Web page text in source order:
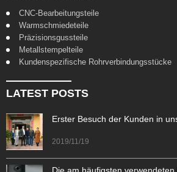
CNC-Bearbeitungsteile
Warmschmiedeteile
Präzisionsgussteile
Metallstempelteile
Kundenspezifische Rohrverbindungsstücke
LATEST POSTS
Erster Besuch der Kunden in
2019/11/19
Die am häufigsten